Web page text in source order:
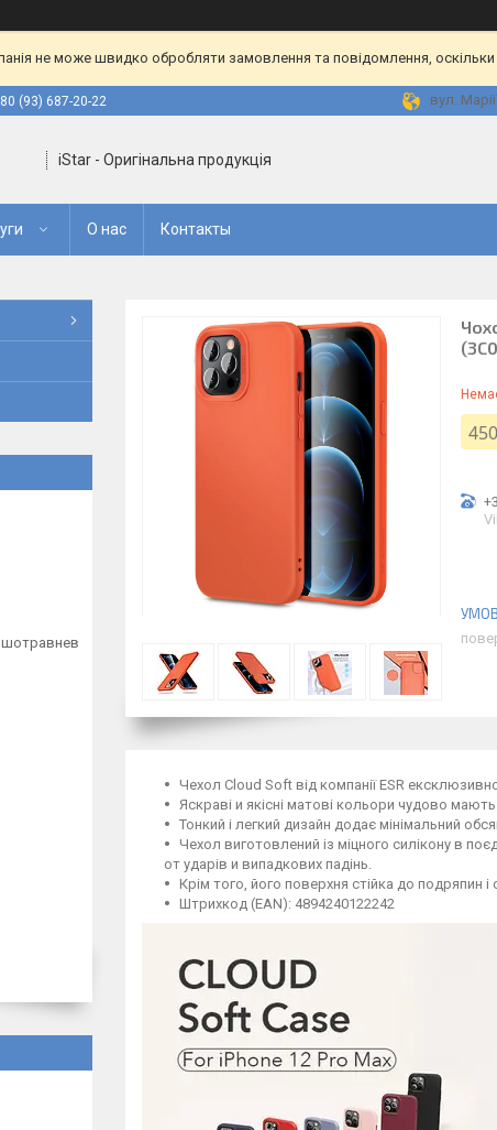
не може швидко обробляти замовлення та повідомлення,
(93) 687-20-22 вул.
iStar - Оригінальна продукція
О нас Контакты
Чехол Cloud Soft від компанії ESR
Яскраві и якісні матові кольори чудово
Тонкий і легкий дизайн додає мінімальний
Чехол виготовлений із міцного силікону в
от ударів и випадкових падінь.
Крім того, його поверхня стійка до подряпин
Штрихкод (EAN): 4894240122242